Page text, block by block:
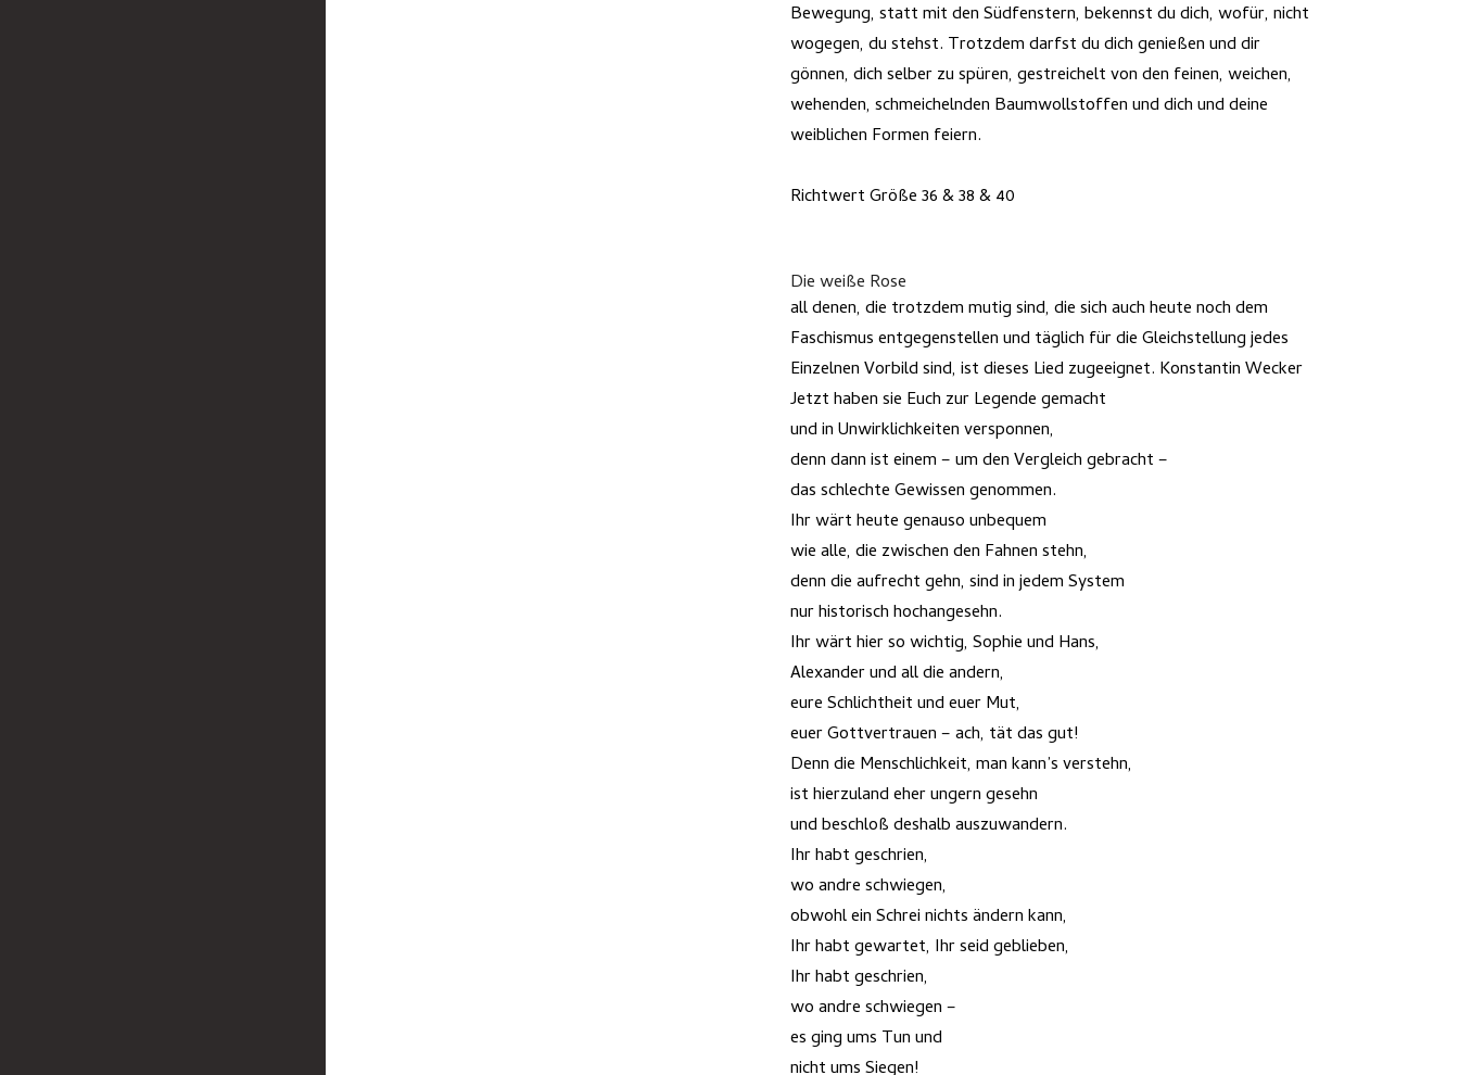
Bewegung, statt mit den Südfenstern, bekennst du dich, wofür, nicht
wogegen, du stehst. Trotzdem darfst du dich genießen und dir
gönnen, dich selber zu spüren, gestreichelt von den feinen, weichen,
wehenden, schmeichelnden Baumwollstoffen und dich und deine
weiblichen Formen feiern.
Richtwert Größe 36 & 38 & 40
Die weiße Rose
all denen, die trotzdem mutig sind, die sich auch heute noch dem
Faschismus entgegenstellen und täglich für die Gleichstellung jedes
Einzelnen Vorbild sind, ist dieses Lied zugeeignet. Konstantin Wecker
Jetzt haben sie Euch zur Legende gemacht
und in Unwirklichkeiten versponnen,
denn dann ist einem – um den Vergleich gebracht –
das schlechte Gewissen genommen.
Ihr wärt heute genauso unbequem
wie alle, die zwischen den Fahnen stehn,
denn die aufrecht gehn, sind in jedem System
nur historisch hochangesehn.
Ihr wärt hier so wichtig, Sophie und Hans,
Alexander und all die andern,
eure Schlichtheit und euer Mut,
euer Gottvertrauen – ach, tät das gut!
Denn die Menschlichkeit, man kann’s verstehn,
ist hierzuland eher ungern gesehn
und beschloß deshalb auszuwandern.
Ihr habt geschrien,
wo andre schwiegen,
obwohl ein Schrei nichts ändern kann,
Ihr habt gewartet, Ihr seid geblieben,
Ihr habt geschrien,
wo andre schwiegen –
es ging ums Tun und